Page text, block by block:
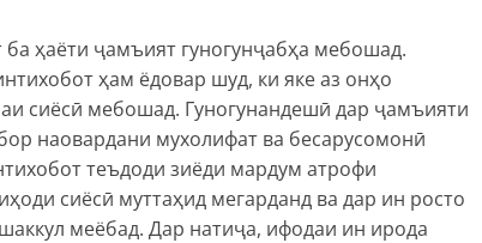
ҳаёти ҷамъият гуногунҷабҳа мебошад.
ҳам ёдовар шуд, ки яке аз онҳо
сиёсӣ мебошад. Гуногунандешӣ дар ҷамъияти
наовардани мухолифат ва бесарусомонӣ
теъдоди зиёди мардум атрофи
сиёсӣ муттаҳид мегарданд ва дар ин росто
меёбад. Дар натиҷа, ифодаи ин ирода